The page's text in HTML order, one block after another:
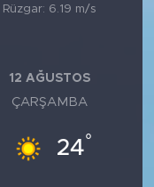
Rüzgar: 6.19 m/s
12 AĞUSTOS
ÇARŞAMBA
24°